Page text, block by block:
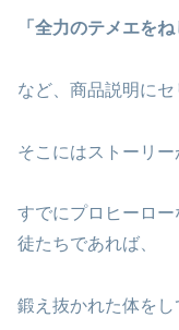
「全力のテメエをね
など、商品説明にセ
そこにはストーリー
すでにプロヒーロ
徒たちであれば、
鍛え抜かれた体をし